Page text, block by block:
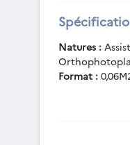
Natures :
Format :